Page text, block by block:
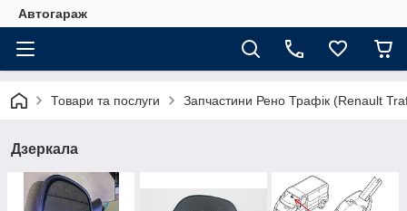
Автогараж
Товари та послуги Запчастини Рено Трафік (Renault
Дзеркала